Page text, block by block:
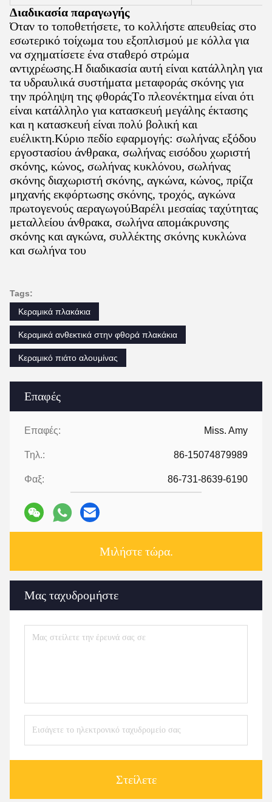
Επαφές
Επαφές: Miss. Amy
Τηλ.: 86-15074879989
Φαξ: 86-731-8639-6190
Μιλήστε τώρα.
Μας ταχυδρομήστε
Στείλετε
Διαδικασία παραγωγής
Όταν το τοποθετήσετε, το κολλήστε απευθείας στο
εσωτερικό τοίχωμα του εξοπλισμού με κόλλα για
να σχηματίσετε ένα σταθερό στρώμα
αντιχρέωσης.Η διαδικασία αυτή είναι κατάλληλη για
τα υδραυλικά συστήματα μεταφοράς σκόνης για
την πρόληψη της φθοράςΤο πλεονέκτημα είναι ότι
είναι κατάλληλο για κατασκευή μεγάλης έκτασης
και η κατασκευή είναι πολύ βολική και
ευέλικτη.Κύριο πεδίο εφαρμογής: σωλήνας εξόδου
εργοστασίου άνθρακα, σωλήνας εισόδου χωριστή
σκόνης, κώνος, σωλήνας κυκλόνου, σωλήνας
σκόνης διαχωριστή σκόνης, αγκώνα, κώνος, πρίζα
μηχανής εκφόρτωσης σκόνης, τροχός, αγκώνα
πρωτογενούς αεραγωγούΒαρέλι μεσαίας ταχύτητας
μεταλλείου άνθρακα, σωλήνα απομάκρυνσης
σκόνης και αγκώνα, συλλέκτης σκόνης κυκλώνα
και σωλήνα του
Tags:
Κεραμικά πλακάκια
Κεραμικά ανθεκτικά στην φθορά πλακάκια
Κεραμικό πιάτο αλουμίνας